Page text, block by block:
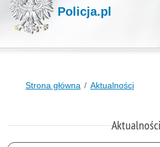
Policja.pl
Strona główna Aktualności
Aktualności